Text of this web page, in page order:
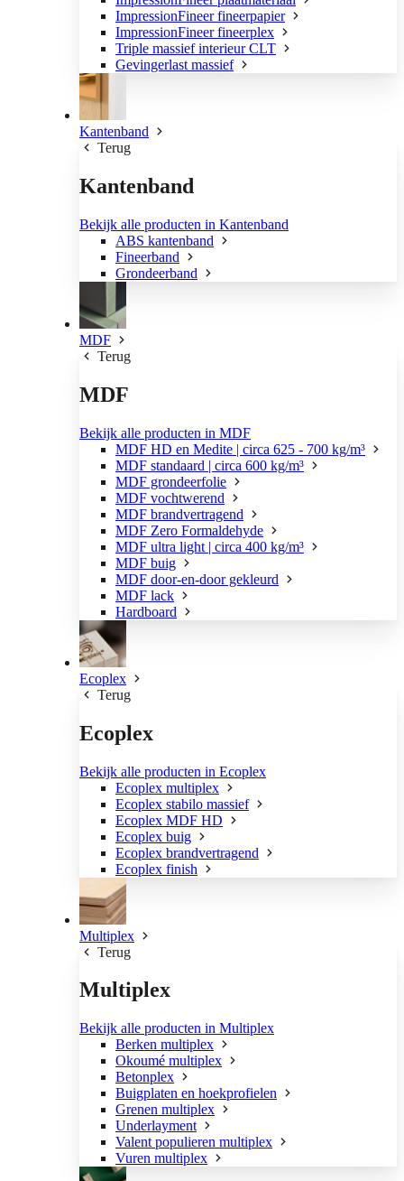
ImpressionFineer fineerpapier
ImpressionFineer fineerplex
Triple massief interieur CLT
Gevingerlast massief
Kantenband
Terug
Kantenband
Bekijk alle producten in Kantenband
ABS kantenband
Fineerband
Grondeerband
MDF
Terug
MDF
Bekijk alle producten in MDF
MDF HD en Medite | circa 625 - 700 kg/m³
MDF standaard | circa 600 kg/m³
MDF grondeerfolie
MDF vochtwerend
MDF brandvertragend
MDF Zero Formaldehyde
MDF ultra light | circa 400 kg/m³
MDF buig
MDF door-en-door gekleurd
MDF lack
Hardboard
Ecoplex
Terug
Ecoplex
Bekijk alle producten in Ecoplex
Ecoplex multiplex
Ecoplex stabilo massief
Ecoplex MDF HD
Ecoplex buig
Ecoplex brandvertragend
Ecoplex finish
Multiplex
Terug
Multiplex
Bekijk alle producten in Multiplex
Berken multiplex
Okoumé multiplex
Betonplex
Buigplaten en hoekprofielen
Grenen multiplex
Underlayment
Valent populieren multiplex
Vuren multiplex